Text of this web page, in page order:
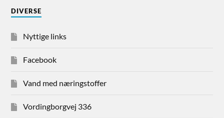
DIVERSE
Nyttige links
Facebook
Vand med næringstoffer
Vordingborgvej 336